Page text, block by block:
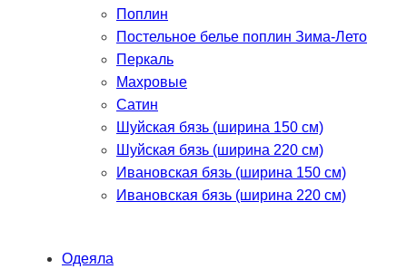
Поплин
Постельное белье поплин Зима-Лето
Перкаль
Махровые
Сатин
Шуйская бязь (ширина 150 см)
Шуйская бязь (ширина 220 см)
Ивановская бязь (ширина 150 см)
Ивановская бязь (ширина 220 см)
Одеяла